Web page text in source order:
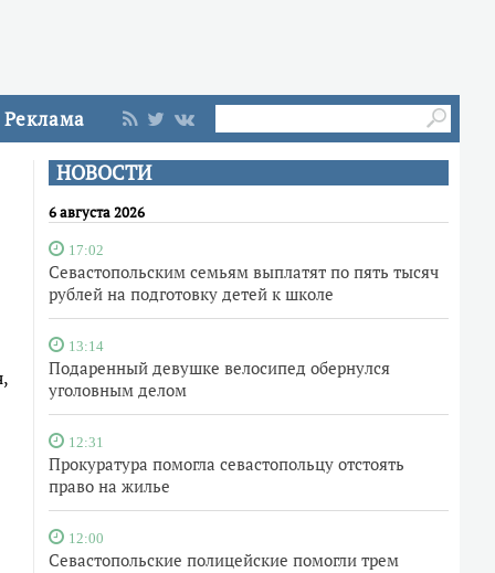
Реклама
НОВОСТИ
6 августа 2026
17:02
Севастопольским семьям выплатят по пять тысяч
рублей на подготовку детей к школе
13:14
Подаренный девушке велосипед обернулся
уголовным делом
12:31
Прокуратура помогла севастопольцу отстоять
право на жилье
12:00
Севастопольские полицейские помогли трем